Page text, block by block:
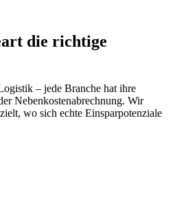
die richtige
– jede Branche hat ihre
Nebenkostenabrechnung. Wir
wo sich echte Einsparpotenziale